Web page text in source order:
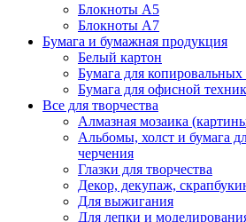
Блокноты А5
Блокноты А7
Бумага и бумажная продукция
Белый картон
Бумага для копировальных
Бумага для офисной
Все для творчества
Алмазная мозаика
Альбомы, холст и бумага
черчения
Глазки для творчества
Декор, декупаж,
Для выжигания
Для лепки и